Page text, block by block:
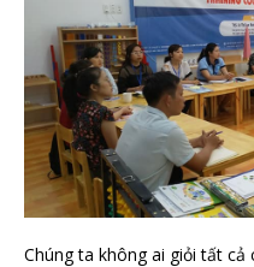
Chúng ta không ai giỏi tất